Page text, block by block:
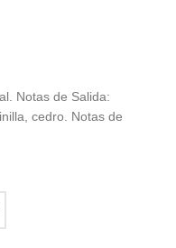
Notas de Salida:
cedro. Notas de